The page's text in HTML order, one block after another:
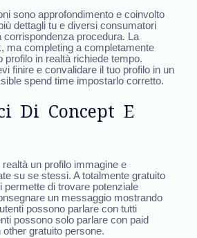
sono approfondimento e coinvolto
dettagli tu e diversi consumatori
corrispondenza procedura. La
ma completing a completamente
profilo in realtà richiede tempo.
finire e convalidare il tuo profilo in un
spend time impostarlo corretto.
Di Concept E
un profilo immagine e
su se stessi. A totalmente gratuito
permette di trovare potenziale
un messaggio mostrando
possono parlare con tutti
possono solo parlare con paid
gratuito persone.